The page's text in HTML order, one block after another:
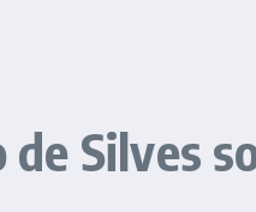
Silves